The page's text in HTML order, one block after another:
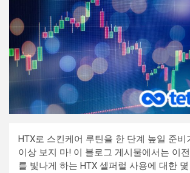
HTX로 스킨케어 루틴을 한 단계 높일 준비
이상 보지 마! 이 블로그 게시물에서는 이
를 빛나게 하는 HTX 셀퍼럴 사용에 대한